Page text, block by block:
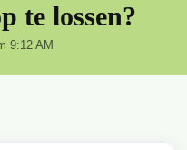
te lossen?
9:12 AM